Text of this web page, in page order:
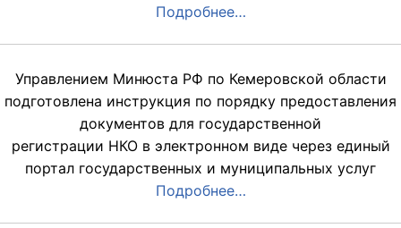
Подробнее…
Управлением Минюста РФ по Кемеровской области
подготовлена инструкция по порядку предоставления
документов для государственной
регистрации НКО в электронном виде через единый
портал государственных и муниципальных услуг
Подробнее…